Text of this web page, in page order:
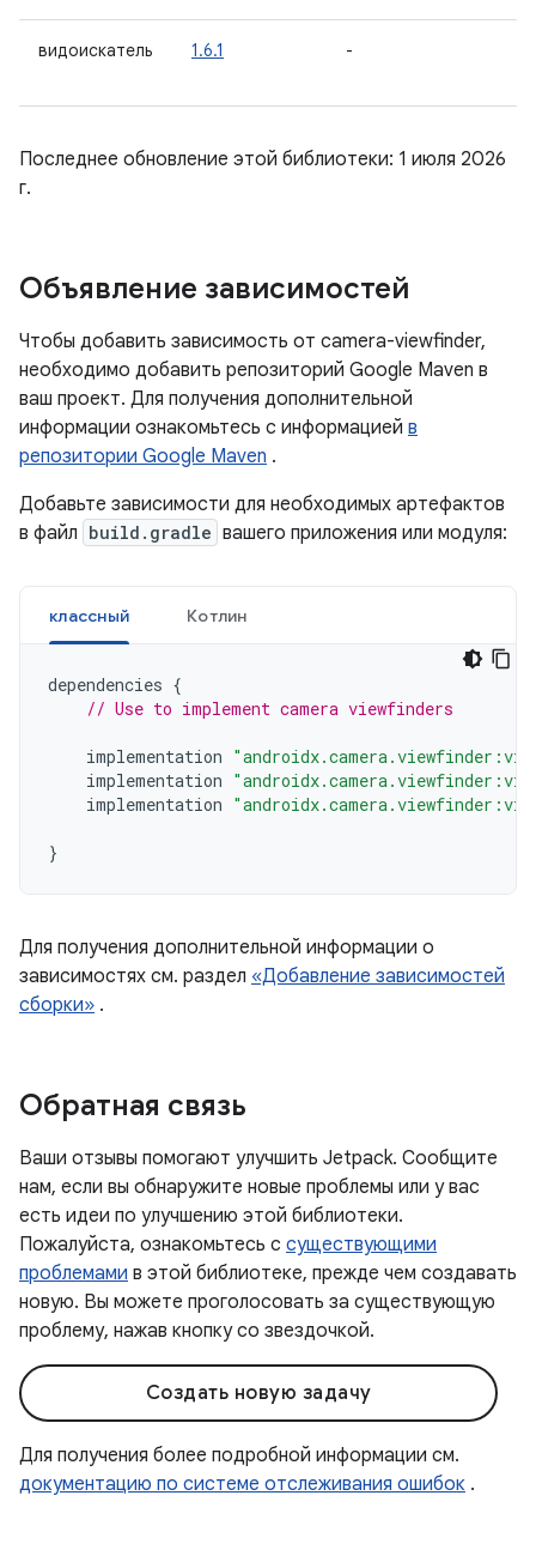
видоискатель 1.6.1 -
Последнее обновление этой библиотеки: 1 июля 2026
г.
Объявление зависимостей
Чтобы добавить зависимость от camera-viewfinder,
необходимо добавить репозиторий Google Maven в
ваш проект. Для получения дополнительной
информации ознакомьтесь с информацией в
репозитории Google Maven .
Добавьте зависимости для необходимых артефактов
в файл build.gradle вашего приложения или модуля:
классный Котлин
dependencies {
// Use to implement camera viewfinders
implementation
implementation
implementation
}
Для получения дополнительной информации о
зависимостях см. раздел «Добавление зависимостей
сборки» .
Обратная связь
Ваши отзывы помогают улучшить Jetpack. Сообщите
нам, если вы обнаружите новые проблемы или у вас
есть идеи по улучшению этой библиотеки.
Пожалуйста, ознакомьтесь с существующими
проблемами в этой библиотеке, прежде чем создавать
новую. Вы можете проголосовать за существующую
проблему, нажав кнопку со звездочкой.
Создать новую задачу
Для получения более подробной информации см.
документацию по системе отслеживания ошибок .